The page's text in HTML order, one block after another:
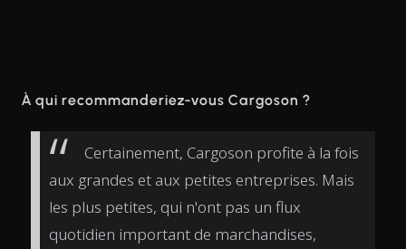
À qui recommanderiez-vous Cargoson ?
Certainement, Cargoson profite à la fois
aux grandes et aux petites entreprises. Mais
les plus petites, qui n'ont pas un flux
quotidien important de marchandises,